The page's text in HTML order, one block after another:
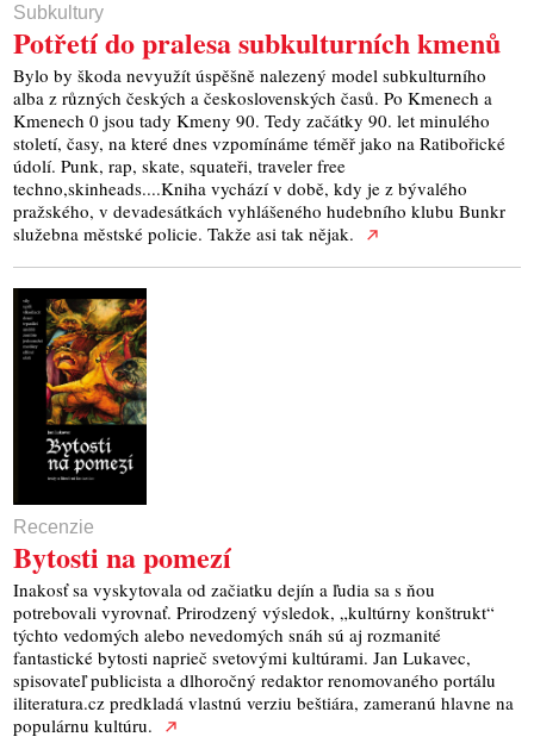
Subkultury
Potřetí do pralesa subkulturních kmenů
Bylo by škoda nevyužít úspěšně nalezený model subkulturního
alba z různých českých a československých časů. Po Kmenech a
Kmenech 0 jsou tady Kmeny 90. Tedy začátky 90. let minulého
století, časy, na které dnes vzpomínáme téměř jako na Ratibořické
údolí. Punk, rap, skate, squateři, traveler free
techno,skinheads....Kniha vychází v době, kdy je z bývalého
pražského, v devadesátkách vyhlášeného hudebního klubu Bunkr
služebna městské policie. Takže asi tak nějak.
Recenzie
Bytosti na pomezí
Inakosť sa vyskytovala od začiatku dejín a ľudia sa s ňou
potrebovali vyrovnať. Prirodzený výsledok, „kultúrny konštrukt“
týchto vedomých alebo nevedomých snáh sú aj rozmanité
fantastické bytosti naprieč svetovými kultúrami. Jan Lukavec,
spisovateľ publicista a dlhoročný redaktor renomovaného portálu
iliteratura.cz predkladá vlastnú verziu beštiára, zameranú hlavne na
populárnu kultúru.